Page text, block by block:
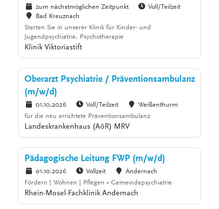
zum nächstmöglichen Zeitpunkt
Voll/Teilzeit
Bad Kreuznach
Starten Sie in unserer Klinik für Kinder- und
Jugendpsychiatrie, Psychotherapie
Klinik Viktoriastift
Oberarzt Psychiatrie / Präventionsambulanz
(m/w/d)
01.10.2026 Voll/Teilzeit
Weißenthurm
für die neu errichtete Präventionsambulanz
Landeskrankenhaus (AöR) MRV
Pädagogische Leitung FWP (m/w/d)
01.10.2026 Vollzeit
Andernach
Fördern | Wohnen | Pflegen • Gemeindepsychiatrie
Rhein-Mosel-Fachklinik Andernach